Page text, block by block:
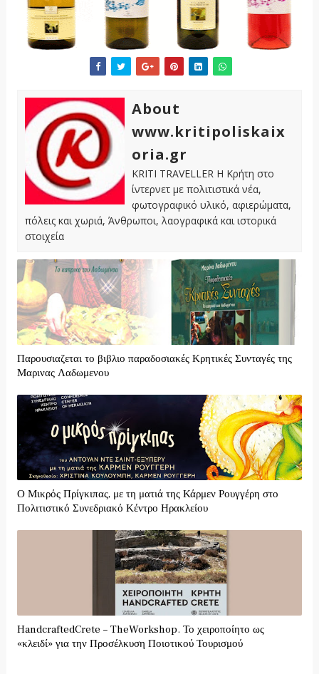
About
www.kritipoliskaix
oria.gr
KRITI TRAVELLER Η Κρήτη στο
ίντερνετ με πολιτιστικά νέα,
φωτογραφικό υλικό, αφιερώματα,
πόλεις και χωριά, Άνθρωποι, λαογραφικά και ιστορικά
στοιχεία
Παρουσιαζεται το βιβλιο παραδοσιακές Κρητικές Συνταγές της
Μαρινας Λαδωμενου
Ο Μικρός Πρίγκιπας, με τη ματιά της Κάρμεν Ρουγγέρη στο
Πολιτιστικό Συνεδριακό Κέντρο Ηρακλείου
HandcraftedCrete – TheWorkshop. Το χειροποίητο ως
«κλειδί» για την Προσέλκυση Ποιοτικού Τουρισμού